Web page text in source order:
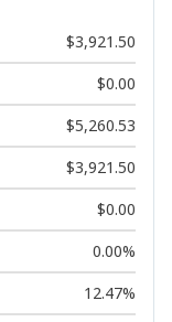
$3,921.50
$0.00
$5,260.53
$3,921.50
$0.00
0.00%
12.47%